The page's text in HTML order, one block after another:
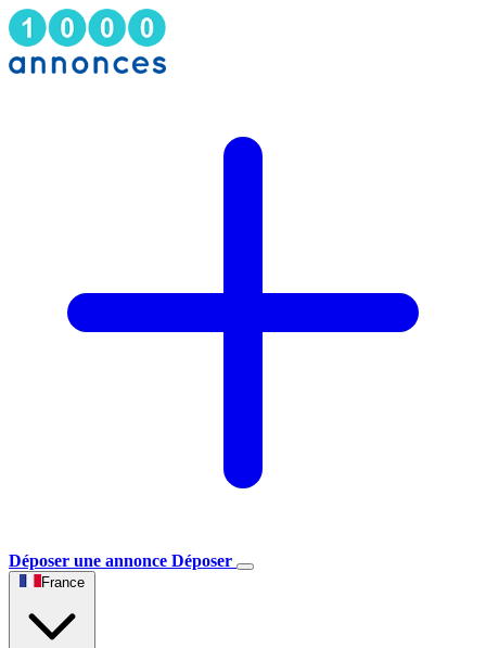
Déposer une annonce Déposer
France